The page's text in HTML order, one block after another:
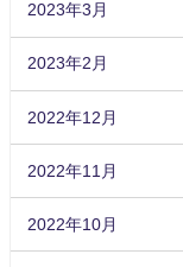
2023年3月
2023年2月
2022年12月
2022年11月
2022年10月